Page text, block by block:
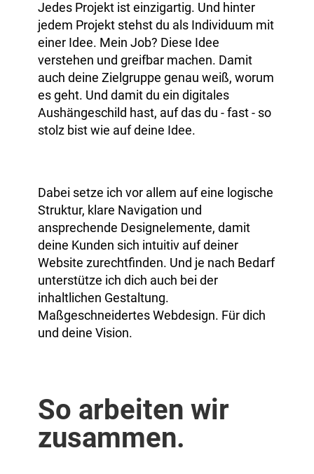
Jedes Projekt ist einzigartig. Und hinter
jedem Projekt stehst du als Individuum mit
einer Idee. Mein Job? Diese Idee
verstehen und greifbar machen. Damit
auch deine Zielgruppe genau weiß, worum
es geht. Und damit du ein digitales
Aushängeschild hast, auf das du - fast - so
stolz bist wie auf deine Idee.
Dabei setze ich vor allem auf eine logische
Struktur, klare Navigation und
ansprechende Designelemente, damit
deine Kunden sich intuitiv auf deiner
Website zurechtfinden. Und je nach Bedarf
unterstütze ich dich auch bei der
inhaltlichen Gestaltung.
Maßgeschneidertes Webdesign. Für dich
und deine Vision.
So arbeiten wir
zusammen.